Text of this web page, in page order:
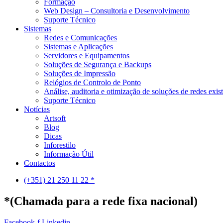
Web Design – Consultoria e Desenvolvimento
Suporte Técnico
Sistemas
Redes e Comunicações
Sistemas e Aplicações
Servidores e Equipamentos
Soluções de Segurança e Backups
Soluções de Impressão
Relógios de Controlo de Ponto
Análise, auditoria e otimização de soluções de redes
Suporte Técnico
Notícias
Artsoft
Blog
Dicas
Inforestilo
Informação Útil
Contactos
(+351) 21 250 11 22 *
*(Chamada para a rede fixa nacional)